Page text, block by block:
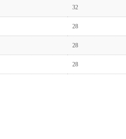
32
28
28
28